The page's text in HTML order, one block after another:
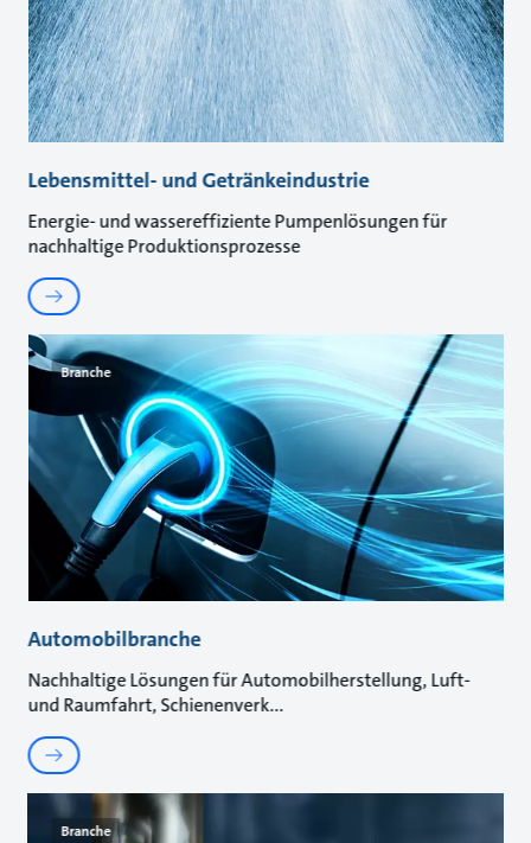
Lebensmittel- und Getränkeindustrie
Energie- und wassereffiziente Pumpenlösungen für
nachhaltige Produktionsprozesse
Branche
Automobilbranche
Nachhaltige Lösungen für Automobilherstellung, Luft-
und Raumfahrt, Schienenverk
Branche